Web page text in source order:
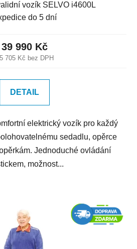
vozík SELVO i4600L
do 5 dní
705 Kč bez DPH
39 990 Kč
DETAIL
elektrický vozík pro každý
sedadlu, opěrce
Jednoduché ovládání
možnost...